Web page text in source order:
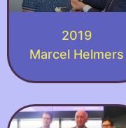
2019
Marcel Helmers